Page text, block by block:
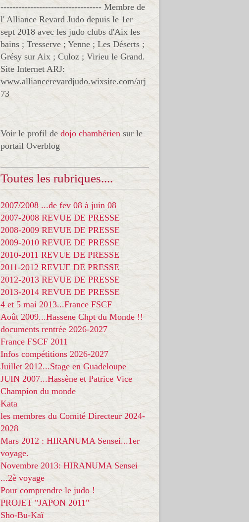
---------------------------------- Membre de
l' Alliance Revard Judo depuis le 1er
sept 2018 avec les judo clubs d'Aix les
bains ; Tresserve ; Yenne ; Les Déserts ;
Grésy sur Aix ; Culoz ; Virieu le Grand.
Site Internet ARJ:
www.alliancerevardjudo.wixsite.com/arj
73
Voir le profil de dojo chambérien sur le
portail Overblog
Toutes les rubriques....
2007/2008 ...de fev 08 à juin 08
2007-2008 REVUE DE PRESSE
2008-2009 REVUE DE PRESSE
2009-2010 REVUE DE PRESSE
2010-2011 REVUE DE PRESSE
2011-2012 REVUE DE PRESSE
2012-2013 REVUE DE PRESSE
2013-2014 REVUE DE PRESSE
4 et 5 mai 2013...France FSCF
Août 2009...Hassene Chpt du Monde !!
documents rentrée 2026-2027
France FSCF 2011
Infos compétitions 2026-2027
Juillet 2012...Stage en Guadeloupe
JUIN 2007...Hassène et Patrice Vice
Champion du monde
Kata
les membres du Comité Directeur 2024-
2028
Mars 2012 : HIRANUMA Sensei...1er
voyage.
Novembre 2013: HIRANUMA Sensei
...2è voyage
Pour comprendre le judo !
PROJET "JAPON 2011"
Sho-Bu-Kaï